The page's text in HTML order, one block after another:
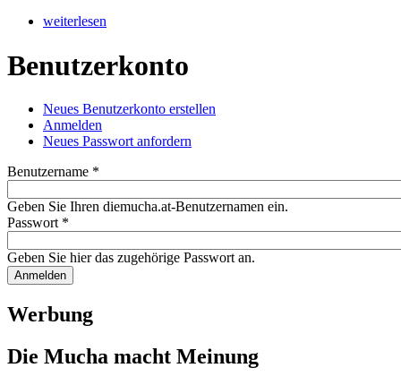
weiterlesen
Benutzerkonto
Haupt-Reiter
Neues Benutzerkonto erstellen
Anmelden
Neues Passwort anfordern
Benutzername *
Geben Sie Ihren diemucha.at-Benutzernamen ein.
Passwort *
Geben Sie hier das zugehörige Passwort an.
Werbung
Die Mucha macht Meinung